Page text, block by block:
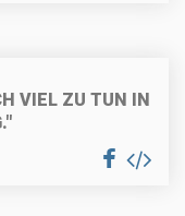
VIEL ZU TUN IN